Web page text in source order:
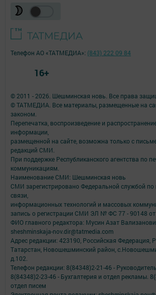
© 2011 - 2026. Шешминская новь. Все права
© ТАТМЕДИА. Все материалы, размещенные на
законом.
Перепечатка, воспроизведение и
информации,
размещенной на сайте, возможна только с
редакций СМИ.
При поддержке Республиканского агентства по
коммуникациям.
Наименование СМИ: Шешминская новь
СМИ зарегистрировано Федеральной службой по
связи,
информационных технологий и массовых
запись о регистрации СМИ ЭЛ № ФС 77 - 90148 от
ФИО главного редактора: Мусин Азат
sheshminskaja-nov.dir@tatmedia.com
Адрес редакции: 423190, Российская Федерация,
Татарстан, Новошешминский район,
д.102.
Телефон редакции: 8(84348)2-21-46 -
8(84348)2-23-46 - Бухгалтерия и отдел рекламы.
отдел писем
Телефон АО «ТАТМЕДИА»: (843) 222 09 84
16+